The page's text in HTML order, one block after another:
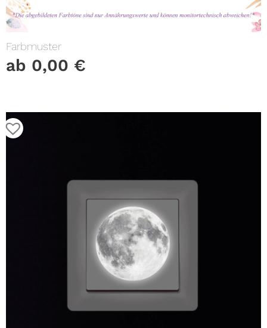
Farbmuster
ab 0,00 €